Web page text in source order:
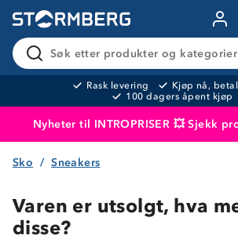
Søk etter produkter og kategorier
Rask levering
Kjøp nå,
100 dagers åpent kjøp
Nyheter til INTROPRISER 💥 Sjekk
Produktet er lagt i handlekurven
Sko Sneakers
Varen er utsolgt, hva
disse?